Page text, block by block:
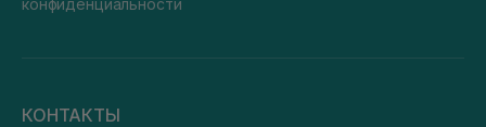
конфиденциальности
КОНТАКТЫ